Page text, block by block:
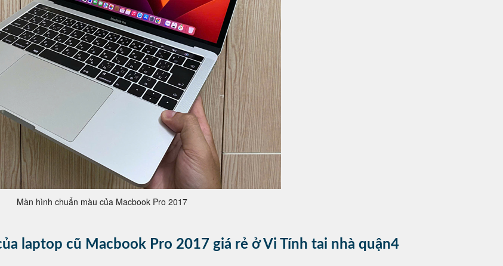
Màn hình chuẩn màu của Macbook Pro 2017
laptop cũ Macbook Pro 2017 giá rẻ ở Vi Tính tai nhà quận4